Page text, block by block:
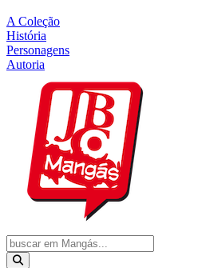
A Coleção
História
Personagens
Autoria